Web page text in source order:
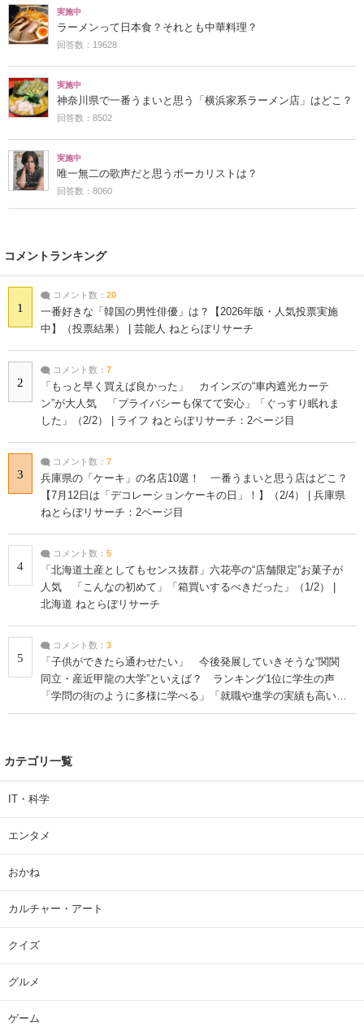
実施中
ラーメンって日本食？それとも中華料理？
回答数：19628
実施中
神奈川県で一番うまいと思う「横浜家系ラーメン店」はどこ？
回答数：8502
実施中
唯一無二の歌声だと思うボーカリストは？
回答数：8060
コメントランキング
1
コメント数： 20
一番好きな「韓国の男性俳優」は？【2026年版・人気投票実施
中】（投票結果） | 芸能人 ねとらぼリサーチ
2
コメント数： 7
「もっと早く買えば良かった」 カインズの“車内遮光カーテ
ン”が大人気 「プライバシーも保てて安心」「ぐっすり眠れま
した」（2/2） | ライフ ねとらぼリサーチ：2ページ目
3
コメント数： 7
兵庫県の「ケーキ」の名店10選！ 一番うまいと思う店はどこ？
【7月12日は「デコレーションケーキの日」！】（2/4） | 兵庫県
ねとらぼリサーチ：2ページ目
4
コメント数： 5
「北海道土産としてもセンス抜群」六花亭の“店舗限定”お菓子が
人気 「こんなの初めて」「箱買いするべきだった」（1/2） |
北海道 ねとらぼリサーチ
5
コメント数： 3
「子供ができたら通わせたい」 今後発展していきそうな“関関
同立・産近甲龍の大学”といえば？ ランキング1位に学生の声
「学問の街のように多様に学べる」「就職や進学の実績も高い」
| 大学 ねとらぼリサーチ
カテゴリ一覧
IT・科学
エンタメ
おかね
カルチャー・アート
クイズ
グルメ
ゲーム